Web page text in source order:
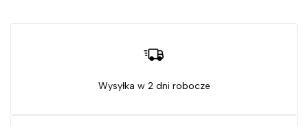
Wysyłka w 2 dni robocze